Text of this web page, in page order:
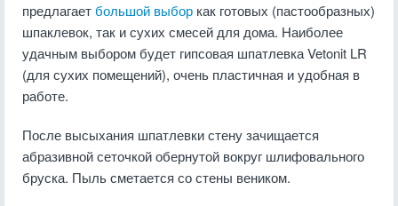
предлагаетбольшой выбор как готовых (пастообразных)
шпаклевок, так и сухих смесей для дома. Наиболее
удачным выбором будет гипсовая шпатлевка Vetonit LR
(для сухих помещений), очень пластичная и удобная в
работе.
После высыхания шпатлевки стену зачищается
абразивной сеточкой обернутой вокруг шлифовального
бруска. Пыль сметается со стены веником.